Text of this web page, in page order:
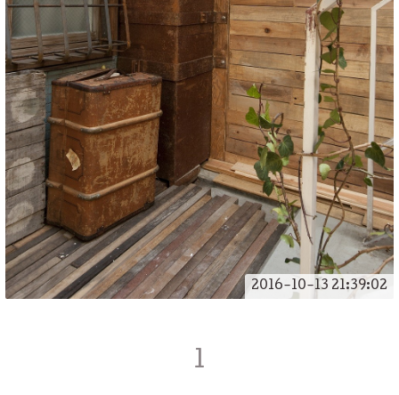
2016-10-13 21:39:02
1